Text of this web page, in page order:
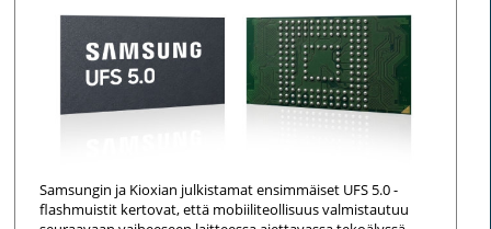
Samsungin ja Kioxian julkistamat ensimmäiset UFS 5.0 -
flashmuistit kertovat, että mobiiliteollisuus valmistautuu